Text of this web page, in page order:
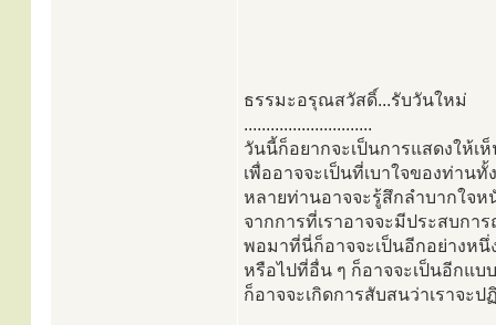
ธรรมะอรุณสวัสดิ์...รับวันใหม่
.............................
วันนี้ก็อยากจะเป็นการแสดงให้เ
เพื่ออาจจะเป็นที่เบาใจของท่านทั้
หลายท่านอาจจะรู้สึกลำบากใจห
จากการที่เราอาจจะมีประสบกา
พอมาที่นี่ก็อาจจะเป็นอีกอย่างหนึ่
หรือไปที่อื่น ๆ ก็อาจจะเป็นอีกแบ
ก็อาจจะเกิดการสับสนว่าเราจะ